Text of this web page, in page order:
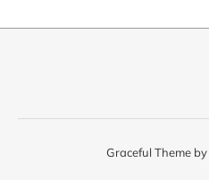
Graceful Theme by